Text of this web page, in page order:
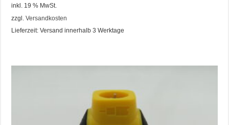
inkl. 19 % MwSt.
zzgl.Versandkosten
Lieferzeit:Versand innerhalb 3 Werktage